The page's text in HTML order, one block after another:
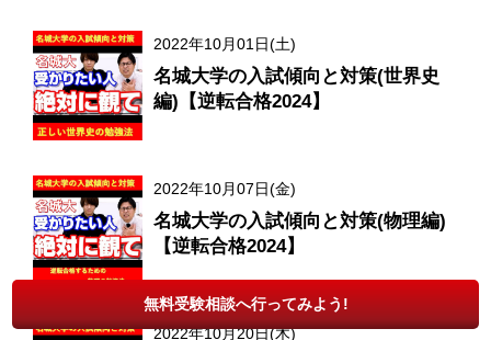
2022年10月01日(土)
名城大学の入試傾向と対策(世界史
編)【逆転合格2024】
2022年10月07日(金)
名城大学の入試傾向と対策(物理編)
【逆転合格2024】
2022年10月20日(木)
無料受験相談へ行ってみよう!